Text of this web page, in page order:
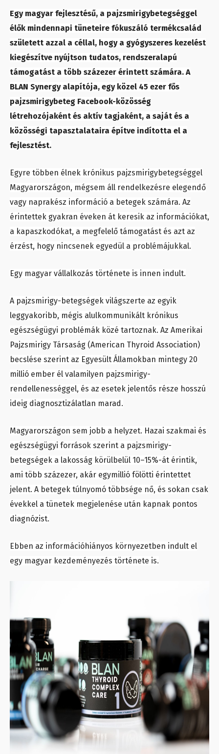
Egy magyar fejlesztésű, a pajzsmirigybetegséggel
élők mindennapi tüneteire fókuszáló termékcsalád
született azzal a céllal, hogy a gyógyszeres kezelést
kiegészítve nyújtson tudatos, rendszeralapú
támogatást a több százezer érintett számára. A
BLAN Synergy alapítója, egy közel 45 ezer fős
pajzsmirigybeteg Facebook-közösség
létrehozójaként és aktív tagjaként, a saját és a
közösségi tapasztalataira építve indította el a
fejlesztést.
Egyre többen élnek krónikus pajzsmirigybetegséggel
Magyarországon, mégsem áll rendelkezésre elegendő
vagy naprakész információ a betegek számára. Az
érintettek gyakran éveken át keresik az információkat,
a kapaszkodókat, a megfelelő támogatást és azt az
érzést, hogy nincsenek egyedül a problémájukkal.
Egy magyar vállalkozás története is innen indult.
A pajzsmirigy-betegségek világszerte az egyik
leggyakoribb, mégis alulkommunikált krónikus
egészségügyi problémák közé tartoznak. Az Amerikai
Pajzsmirigy Társaság (American Thyroid Association)
becslése szerint az Egyesült Államokban mintegy 20
millió ember él valamilyen pajzsmirigy-
rendellenességgel, és az esetek jelentős része hosszú
ideig diagnosztizálatlan marad.
Magyarországon sem jobb a helyzet. Hazai szakmai és
egészségügyi források szerint a pajzsmirigy-
betegségek a lakosság körülbelül 10–15%-át érintik,
ami több százezer, akár egymillió fölötti érintettet
jelent. A betegek túlnyomó többsége nő, és sokan csak
évekkel a tünetek megjelenése után kapnak pontos
diagnózist.
Ebben az információhiányos környezetben indult el
egy magyar kezdeményezés története is.